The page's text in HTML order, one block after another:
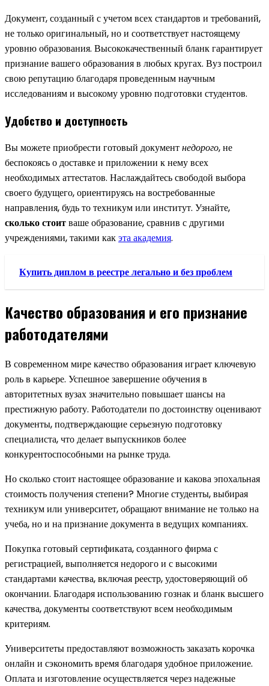
Документ, созданный с учетом всех стандартов и требований,
не только оригинальный, но и соответствует настоящему
уровню образования. Высококачественный бланк гарантирует
признание вашего образования в любых кругах. Вуз построил
свою репутацию благодаря проведенным научным
исследованиям и высокому уровню подготовки студентов.
Удобство и доступность
Вы можете приобрести готовый документнедорого, не
беспокоясь о доставке и приложении к нему всех
необходимых аттестатов. Наслаждайтесь свободой выбора
своего будущего, ориентируясь на востребованные
направления, будь то техникум или институт. Узнайте,
сколько стоитваше образование, сравнив с другими
учреждениями, такими какэта академия.
Купить диплом в реестре легально и без проблем
Качество образования и его признание
работодателями
В современном мире качество образования играет ключевую
роль в карьере. Успешное завершение обучения в
авторитетных вузах значительно повышает шансы на
престижную работу. Работодатели по достоинству оценивают
документы, подтверждающие серьезную подготовку
специалиста, что делает выпускников более
конкурентоспособными на рынке труда.
Но сколько стоит настоящее образование и какова эпохальная
стоимость получения степени? Многие студенты, выбирая
техникум или университет, обращают внимание не только на
учеба, но и на признание документа в ведущих компаниях.
Покупка готовый сертификата, созданного фирма с
регистрацией, выполняется недорого и с высокими
стандартами качества, включая реестр, удостоверяющий об
окончании. Благодаря использованию гознак и бланк высшего
качества, документы соответствуют всем необходимым
критериям.
Университеты предоставляют возможность заказать корочка
онлайн и сэкономить время благодаря удобное приложение.
Оплата и изготовление осуществляется через надежные